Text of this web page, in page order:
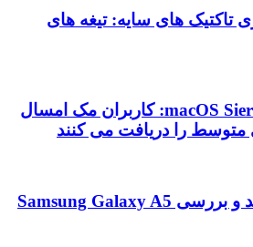
تاکتیک های سایه: تیغه های
نقد و بررسی macOS Sierra: کاربران مک امسال
متوسط را دریافت می کنند
تجربه عملی : نقد و بررسی Samsung Galaxy A5